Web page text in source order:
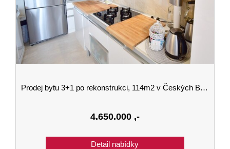
Prodej bytu 3+1 po rekonstrukci, 114m2 v Českých Budějovicích se zahradou a dvěma balkony
4.650.000 ,-